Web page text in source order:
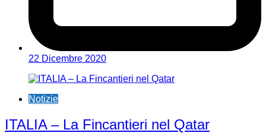
22 Dicembre 2020
Notizie
ITALIA – La Fincantieri nel Qatar